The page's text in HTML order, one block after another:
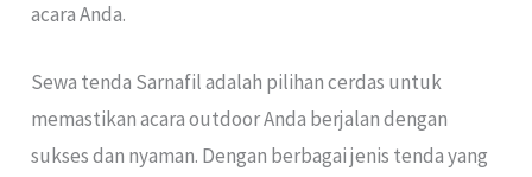
acara Anda.
Sewa tenda Sarnafil adalah pilihan cerdas untuk
memastikan acara outdoor Anda berjalan dengan
sukses dan nyaman. Dengan berbagai jenis tenda yang